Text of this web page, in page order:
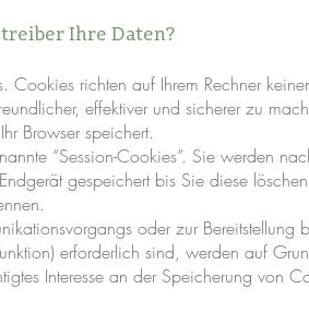
Ihre Daten?
richten auf Ihrem Rechner
effektiver und sicherer zu
Browser speichert.
“Session-Cookies”. Sie werden
gespeichert bis Sie diese
oder zur Bereitstellung
erforderlich sind, werden auf
Interesse an der Speicherung von